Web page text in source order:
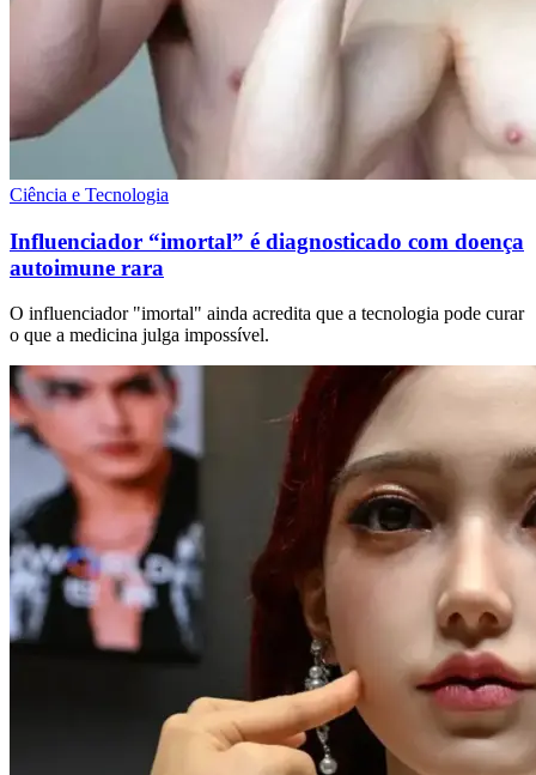
Ciência e Tecnologia
Influenciador “imortal” é diagnosticado com doença
autoimune rara
O influenciador "imortal" ainda acredita que a tecnologia pode curar
o que a medicina julga impossível.